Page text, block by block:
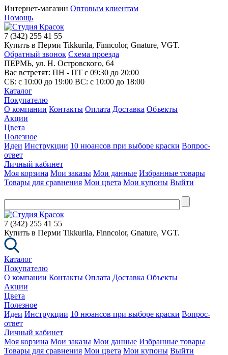
Интернет-магазин Оптовым клиентам
Помощь
7 (342) 255 41 55
Купить в Перми Tikkurila, Finncolor, Gnature, VGT.
Обратный звонок Схема проезда
ПЕРМЬ, ул. Н. Островского, 64
Вас встретят: ПН - ПТ с 09:30 до 20:00
СБ: с 10:00 до 19:00 ВС: с 10:00 до 18:00
Каталог
Покупателю
О компании Контакты Оплата Доставка Объекты
Акции
Цвета
Полезное
Идеи Инструкции 10 нюансов при выборе краски Вопрос-
ответ
Личный кабинет
Моя корзина Мои заказы Мои данные Избранные товары
Товары для сравнения Мои цвета Мои купоны Выйти
7 (342) 255 41 55
Купить в Перми Tikkurila, Finncolor, Gnature, VGT.
Каталог
Покупателю
О компании Контакты Оплата Доставка Объекты
Акции
Цвета
Полезное
Идеи Инструкции 10 нюансов при выборе краски Вопрос-
ответ
Личный кабинет
Моя корзина Мои заказы Мои данные Избранные товары
Товары для сравнения Мои цвета Мои купоны Выйти